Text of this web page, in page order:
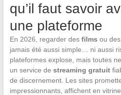
qu’il faut savoir
une plateforme
En 2026, regarder des films ou des
jamais été aussi simple… ni aussi
plateformes explose, mais toutes
un service de streaming gratuit
de discernement. Les sites
impressionnants, affichent en